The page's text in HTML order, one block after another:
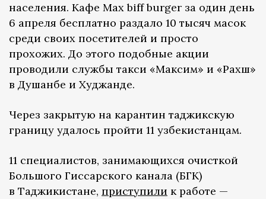
населения. Кафе Max biff burger за один день
6 апреля бесплатно раздало 10 тысяч масок
среди своих посетителей и просто
прохожих. До этого подобные акции
проводили службы такси «Максим» и «Рахш»
в Душанбе и Худжанде.
Через закрытую на карантин таджикскую
границу удалось пройти 11 узбекистанцам.
11 специалистов, занимающихся очисткой
Большого Гиссарского канала (БГК)
в Таджикистане, приступили к работе —